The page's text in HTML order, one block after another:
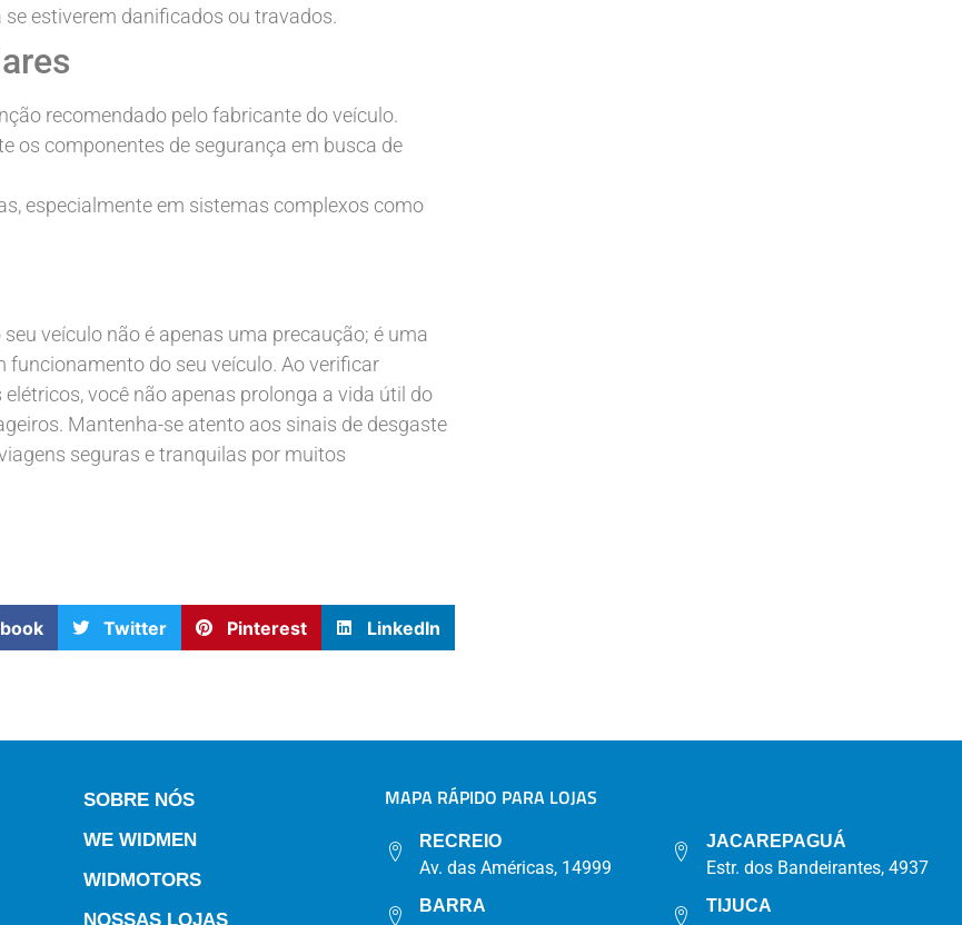
estiverem danificados ou travados.
recomendado pelo fabricante do veículo.
os componentes de segurança em busca de
especialmente em sistemas complexos como
veículo não é apenas uma precaução; é uma
funcionamento do seu veículo. Ao verificar
você não apenas prolonga a vida útil do
Mantenha-se atento aos sinais de desgaste
seguras e tranquilas por muitos
Twitter Pinterest LinkedIn
SOBRE NÓS
WE WIDMEN
WIDMOTORS
NOSSAS LOJAS
MAPA RÁPIDO PARA LOJAS
RECREIO
Av. das Américas, 14999
BARRA
JACAREPAGUÁ
Estr. dos Bandeirantes, 4937
TIJUCA